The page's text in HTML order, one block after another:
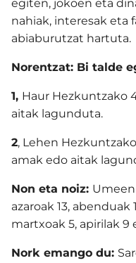
egiten, jokoen eta
nahiak, interesak eta
abiaburutzat hartuta.
Norentzat: Bi talde
1, Haur Hezkuntzako
aitak lagunduta.
2, Lehen
amak edo aitak
Non eta noiz:
azaroak 13, abenduak
martxoak 5, apirilak 9
Nork emango du: